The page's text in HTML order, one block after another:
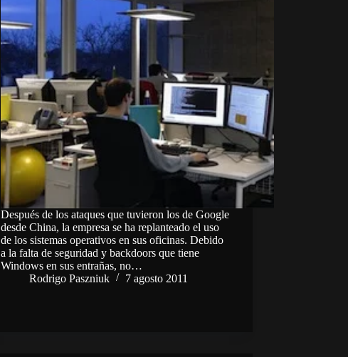
Después de los ataques que tuvieron los de Google
desde China, la empresa se ha replanteado el uso
de los sistemas operativos en sus oficinas. Debido
a la falta de seguridad y backdoors que tiene
Windows en sus entrañas, no…
Rodrigo Paszniuk
7 agosto 2011